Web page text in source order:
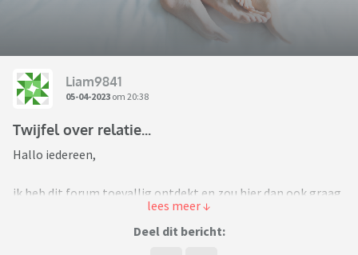
Liam9841
05-04-2023 om 20:38
Twijfel over relatie...
Hallo iedereen,
ik heb dit forum toevallig ontdekt en zou hier dan ook graag
anoniem mijn verhaal willen doen. Wat ik hiermee wil
bereiken? Dat weet ik zelf niet goed... erkenning misschien?
Deel dit bericht: